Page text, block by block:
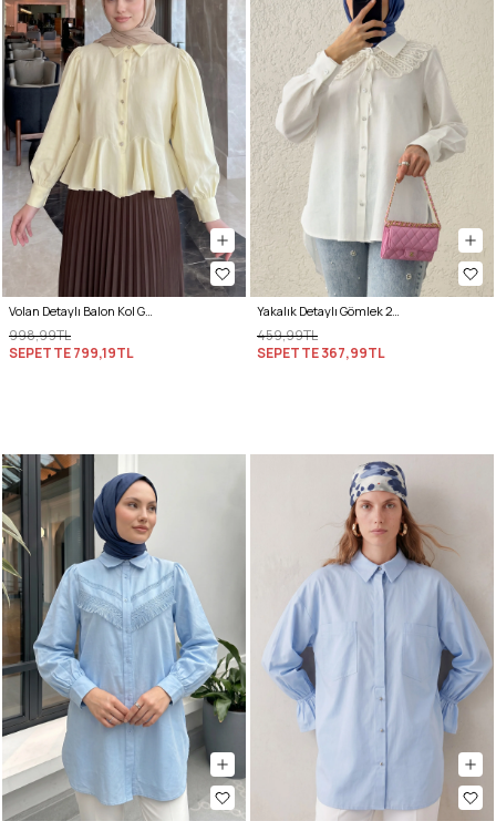
Volan Detaylı Balon Kol Gömlek Y0095 - SARI
998,99TL
SEPETTE799,19TL
Yakalık Detaylı Gömlek 2214 - BEYAZ
459,99TL
SEPETTE367,99TL